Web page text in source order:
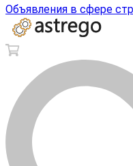
Объявления в сфере